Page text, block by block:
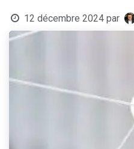
12 décembre 2024 par